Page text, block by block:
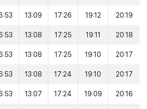
13:09 17:26 19:12 20:19
13:08 17:25 19:11 20:18
13:08 17:25 19:10 20:17
13:08 17:24 19:10 20:17
13:07 17:24 19:09 20:16